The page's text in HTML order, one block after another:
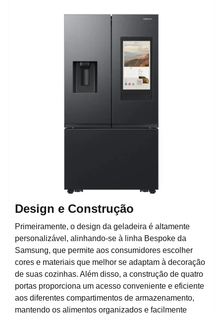
Design e Construção
Primeiramente, o design da geladeira é altamente
personalizável, alinhando-se à linha Bespoke da
Samsung, que permite aos consumidores escolher
cores e materiais que melhor se adaptam à decoração
de suas cozinhas. Além disso, a construção de quatro
portas proporciona um acesso conveniente e eficiente
aos diferentes compartimentos de armazenamento,
mantendo os alimentos organizados e facilmente